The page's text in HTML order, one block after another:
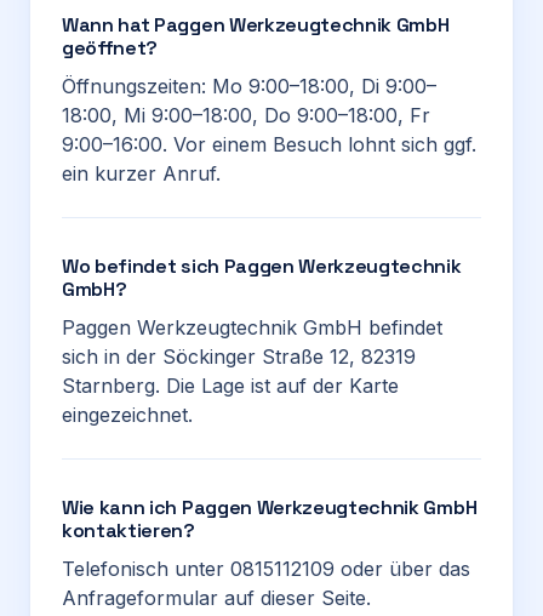
Wann hat Paggen Werkzeugtechnik GmbH
geöffnet?
Öffnungszeiten: Mo 9:00–18:00, Di 9:00–
18:00, Mi 9:00–18:00, Do 9:00–18:00, Fr
9:00–16:00. Vor einem Besuch lohnt sich ggf.
ein kurzer Anruf.
Wo befindet sich Paggen Werkzeugtechnik
GmbH?
Paggen Werkzeugtechnik GmbH befindet
sich in der Söckinger Straße 12, 82319
Starnberg. Die Lage ist auf der Karte
eingezeichnet.
Wie kann ich Paggen Werkzeugtechnik GmbH
kontaktieren?
Telefonisch unter 0815112109 oder über das
Anfrageformular auf dieser Seite.